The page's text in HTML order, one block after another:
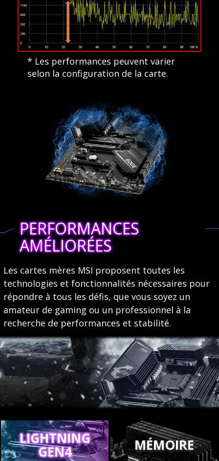
* Les performances peuvent varier
selon la configuration de la carte.
PERFORMANCES
AMÉLIORÉES
Les cartes mères MSI proposent toutes les
technologies et fonctionnalités nécessaires pour
répondre à tous les défis, que vous soyez un
amateur de gaming ou un professionnel à la
recherche de performances et stabilité.
LIGHTNING
GEN4 MÉMOIRE